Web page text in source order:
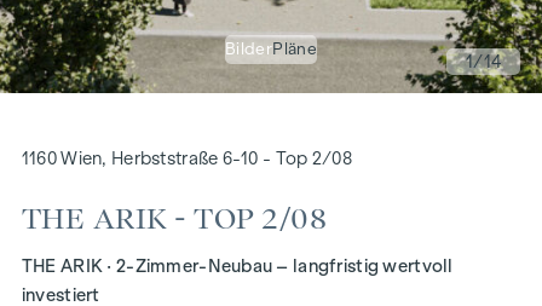
BilderPläne
1/14
1160 Wien, Herbststraße 6-10 - Top 2/08
THE ARIK - TOP 2/08
THE ARIK · 2-Zimmer-Neubau – langfristig wertvoll
investiert